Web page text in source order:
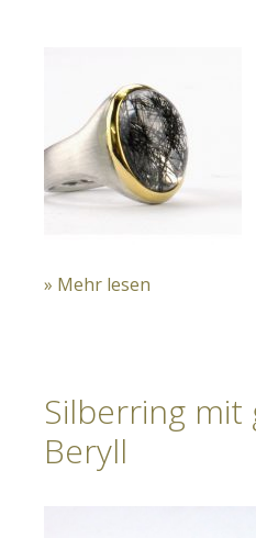
» Mehr lesen
Silberring mit
Beryll